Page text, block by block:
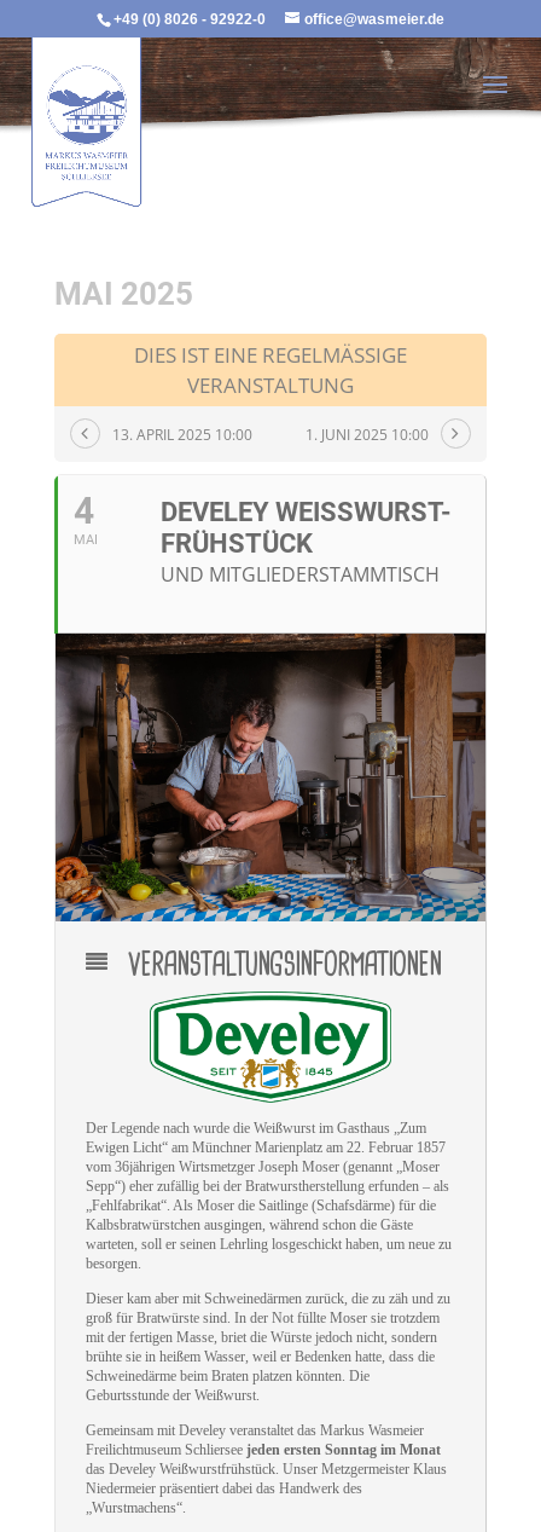
+49 (0) 8026 - 92922-0 office@wasmeier.de
MAI 2025
DIES IST EINE REGELMÄSSIGE V
ERANSTALTUNG
13. APRIL 2025 10:00 1. JUNI 2025 10:00
4
MAI
DEVELEY WEISSWURST-F
RÜHSTÜCK
UND MITGLIEDERSTAMMTISCH
VERANSTALTUNGSINFORMATIONEN
Der Legende nach wurde die Weißwurst im Gasthaus „Zum
Ewigen Licht“ am Münchner Marienplatz am 22. Februar 1857
vom 36jährigen Wirtsmetzger Joseph Moser (genannt „Moser
Sepp“) eher zufällig bei der Bratwurstherstellung erfunden – als
„Fehlfabrikat“. Als Moser die Saitlinge (Schafsdärme) für die
Kalbsbratwürstchen ausgingen, während schon die Gäste
warteten, soll er seinen Lehrling losgeschickt haben, um neue zu
besorgen.
Dieser kam aber mit Schweinedärmen zurück, die zu zäh und zu
groß für Bratwürste sind. In der Not füllte Moser sie trotzdem
mit der fertigen Masse, briet die Würste jedoch nicht, sondern
brühte sie in heißem Wasser, weil er Bedenken hatte, dass die
Schweinedärme beim Braten platzen könnten. Die
Geburtsstunde der Weißwurst.
Gemeinsam mit Develey veranstaltet das Markus Wasmeier
Freilichtmuseum Schlierseejeden ersten Sonntag im Monat
das Develey Weißwurstfrühstück. Unser Metzgermeister Klaus
Niedermeier präsentiert dabei das Handwerk des
„Wurstmachens“.